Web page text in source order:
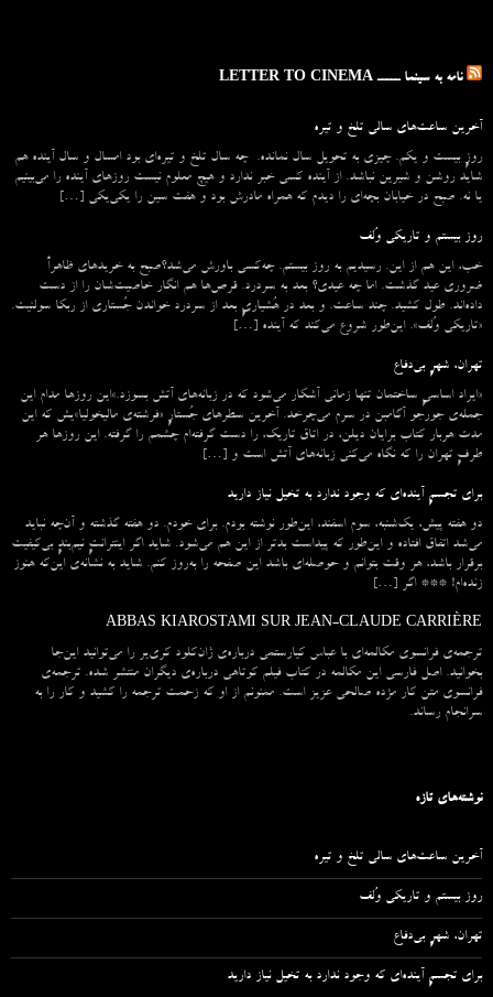
نامه به سینما ـــــ LETTER TO CINEMA
آخرین ساعت‌های سالی تلخ و تیره
روزِ بیست و یکم. چیزی به تحویل سال نمانده. چه سال تلخ و تیره‌ای بود امسال و سال آینده هم
شاید روشن و شیرین نباشد. از آینده کسی خبر ندارد و هیچ معلوم نیست روزهای آینده را می‌بینیم
یا نه. صبح در خیابان بچه‌ای را دیدم که همراه مادرش بود و هفت سین را یکی‌یکی […]
روز بیستم و تاریکی وُلف
خب، این هم از این. رسیدیم به روز بیستم. چه‌کسی باورش می‌شد؟صبح به خریدهای ظاهراً
ضروری عید گذشت. اما چه عیدی؟ بعد به سردرد. قرص‌ها هم انگار خاصیت‌شان را از دست
داده‌اند. طول کشید. چند ساعت. و بعد در هُشیاریِ بعد از سردرد خواندن جُستاری از ربکا سولنیت.
«تاریکی وُلف». این‌طور شروع می‌‌کند که آینده […]
تهران، شهرِ بی‌دفاع
«ایراد اساسیِ ساختمان تنها زمانی آشکار می‌شود که در زبانه‌‌های آتش بسوزد.»این روزها مدام این
جمله‌ی جورجو آگامبن در سرم می‌چرخد. آخرین سطرهای جُستارِ «فرشته‌ی مالیخولیا»یش که این
مدت هربار کتاب برایان دیلن، در اتاق تاریک، را دست گرفته‌ام چشمم را گرفته. این روزها هر
طرفِ تهران را که نگاه می‌کنی زبانه‌های آتش است و […]
برای تجسمِ آینده‌ای که وجود ندارد به تخیل نیاز دارید
دو هفته پیش، یک‌شنبه، سوم اسفند، این‌طور نوشته بودم. برای خودم. دو هفته گذشته و آن‌چه نباید
می‌شد اتفاق افتاده و این‌طور که پیداست بدتر از این هم می‌شود. شاید اگر اینترانتِ نیم‌بندِ بی‌کیفیت
برقرار باشد، هر وقت بتوانم و حوصله‌ای باشد این صفحه را به‌روز کنم. شاید به نشانه‌ی این‌که هنوز
زنده‌ام! *** اگر […]
ABBAS KIAROSTAMI SUR JEAN-CLAUDE CARRIÈRE
ترجمه‌ی فرانسوی مکالمه‌ای با عباس کیارستمی درباره‌ی ژان‌کلود کری‌یر را می‌توانید این‌جا
بخوانید. اصل فارسی این مکالمه در کتاب فیلم کوتاهی درباره‌ی دیگران منتشر شده. ترجمه‌ی
فرانسوی متن کار مژده صالحی عزیز است. ممنونم از او که زحمت ترجمه را کشید و کار را به
سرانجام رساند.
نوشته‌های تازه
آخرین ساعت‌های سالی تلخ و تیره
روز بیستم و تاریکی وُلف
تهران، شهرِ بی‌دفاع
برای تجسمِ آینده‌ای که وجود ندارد به تخیل نیاز دارید